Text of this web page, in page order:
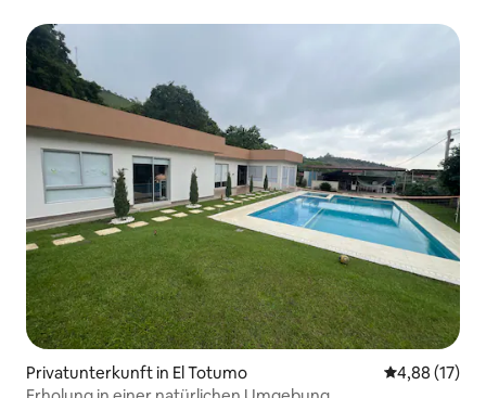
Privatunterkunft in El Totumo
4,88 (17)